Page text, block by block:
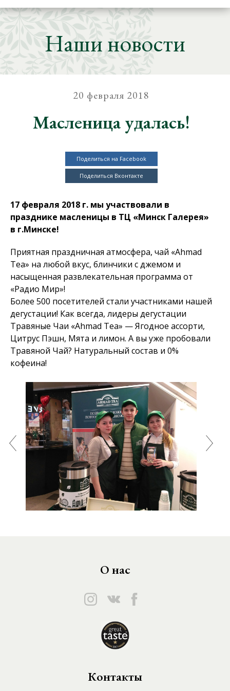
Наши новости
20 февраля 2018
Масленица удалась!
Поделиться на Facebook
Поделиться Вконтакте
17 февраля 2018 г. мы участвовали в
празднике масленицы в ТЦ «Минск Галерея»
в г.Минске!
Приятная праздничная атмосфера, чай «Ahmad
Tea» на любой вкус, блинчики с джемом и
насыщенная развлекательная программа от
«Радио Мир»!
Более 500 посетителей стали участниками нашей
дегустации! Как всегда, лидеры дегустации
Травяные Чаи «Ahmad Tea» — Ягодное ассорти,
Цитрус Пэшн, Мята и лимон. А вы уже пробовали
Травяной Чай? Натуральный состав и 0%
кофеина!
О нас
Контакты